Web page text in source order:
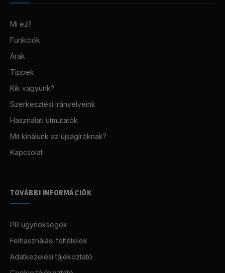
Mi ez?
Funkciók
Árak
Tippek
Kik vagyunk?
Szerkesztési irányelveink
Használati útmutatók
Mit kínálunk az újságíróknak?
Kapcsolat
TOVÁBBI INFORMÁCIÓK
PR ügynökségek
Felhasználási feltételek
Adatkezelési tájékoztató